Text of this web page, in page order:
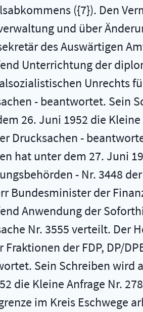
({7}). Den
und über
des Auswärtigen
Unterrichtung der
Unrechts
- beantwortet. Sein
26. Juni 1952 die
Drucksachen -
hat unter dem 27. Juni
- Nr. 3448
Bundesminister der
Anwendung der
Nr. 3555 verteilt. Der
Fraktionen der FDP, DP/
Sein Schreiben wird
die Kleine Anfrage Nr.
im Kreis Eschwege